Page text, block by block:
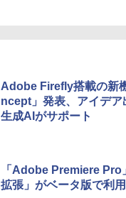
Adobe Firefly搭載の新
ncept」発表、アイデア
生成AIがサポート
「Adobe Premiere Pro
拡張」がベータ版で利